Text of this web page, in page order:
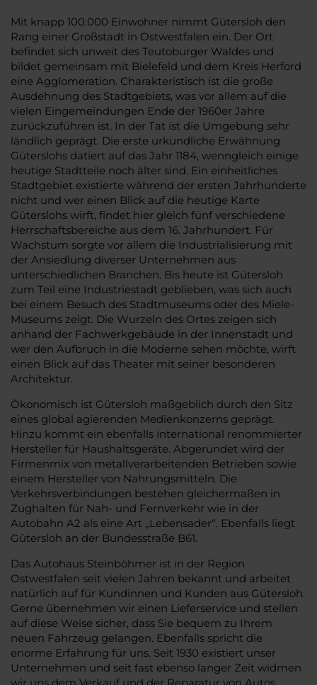
Mit knapp 100.000 Einwohner nimmt Gütersloh den
Rang einer Großstadt in Ostwestfalen ein. Der Ort
befindet sich unweit des Teutoburger Waldes und
bildet gemeinsam mit Bielefeld und dem Kreis Herford
eine Agglomeration. Charakteristisch ist die große
Ausdehnung des Stadtgebiets, was vor allem auf die
vielen Eingemeindungen Ende der 1960er Jahre
zurückzuführen ist. In der Tat ist die Umgebung sehr
ländlich geprägt. Die erste urkundliche Erwähnung
Güterslohs datiert auf das Jahr 1184, wenngleich einige
heutige Stadtteile noch älter sind. Ein einheitliches
Stadtgebiet existierte während der ersten Jahrhunderte
nicht und wer einen Blick auf die heutige Karte
Güterslohs wirft, findet hier gleich fünf verschiedene
Herrschaftsbereiche aus dem 16. Jahrhundert. Für
Wachstum sorgte vor allem die Industrialisierung mit
der Ansiedlung diverser Unternehmen aus
unterschiedlichen Branchen. Bis heute ist Gütersloh
zum Teil eine Industriestadt geblieben, was sich auch
bei einem Besuch des Stadtmuseums oder des Miele-
Museums zeigt. Die Wurzeln des Ortes zeigen sich
anhand der Fachwerkgebäude in der Innenstadt und
wer den Aufbruch in die Moderne sehen möchte, wirft
einen Blick auf das Theater mit seiner besonderen
Architektur.
Ökonomisch ist Gütersloh maßgeblich durch den Sitz
eines global agierenden Medienkonzerns geprägt.
Hinzu kommt ein ebenfalls international renommierter
Hersteller für Haushaltsgeräte. Abgerundet wird der
Firmenmix von metallverarbeitenden Betrieben sowie
einem Hersteller von Nahrungsmitteln. Die
Verkehrsverbindungen bestehen gleichermaßen in
Zughalten für Nah- und Fernverkehr wie in der
Autobahn A2 als eine Art „Lebensader“. Ebenfalls liegt
Gütersloh an der Bundesstraße B61.
Das Autohaus Steinböhmer ist in der Region
Ostwestfalen seit vielen Jahren bekannt und arbeitet
natürlich auf für Kundinnen und Kunden aus Gütersloh.
Gerne übernehmen wir einen Lieferservice und stellen
auf diese Weise sicher, dass Sie bequem zu Ihrem
neuen Fahrzeug gelangen. Ebenfalls spricht die
enorme Erfahrung für uns. Seit 1930 existiert unser
Unternehmen und seit fast ebenso langer Zeit widmen
wir uns dem Verkauf und der Reparatur von Autos.